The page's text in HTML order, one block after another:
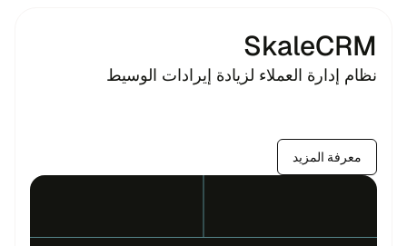
SkaleCRM
نظام إدارة العملاء لزيادة إيرادات الوسيط
معرفة المزيد